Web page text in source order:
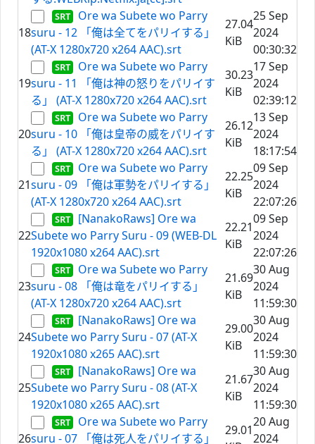
18
Ore wa Subete wo Parry
suru - 12 「俺は全てをパリイする」
(AT-X 1280x720 x264 AAC).srt
27.04
KiB
25 Sep
2024
00:30:32
19
Ore wa Subete wo Parry
suru - 11 「俺は神の怒りをパリイす
る」 (AT-X 1280x720 x264 AAC).srt
30.23
KiB
17 Sep
2024
02:39:12
20
Ore wa Subete wo Parry
suru - 10 「俺は皇帝の威をパリイす
る」 (AT-X 1280x720 x264 AAC).srt
26.12
KiB
13 Sep
2024
18:17:54
21
Ore wa Subete wo Parry
suru - 09 「俺は軍勢をパリイする」
(AT-X 1280x720 x264 AAC).srt
22.25
KiB
09 Sep
2024
22:07:26
22
[NanakoRaws] Ore wa
Subete wo Parry Suru - 09 (WEB-DL
1920x1080 x264 AAC).srt
22.21
KiB
09 Sep
2024
22:07:26
23
Ore wa Subete wo Parry
suru - 08 「俺は竜をパリイする」
(AT-X 1280x720 x264 AAC).srt
21.69
KiB
30 Aug
2024
11:59:30
24
[NanakoRaws] Ore wa
Subete wo Parry Suru - 07 (AT-X
1920x1080 x265 AAC).srt
29.00
KiB
30 Aug
2024
11:59:30
25
[NanakoRaws] Ore wa
Subete wo Parry Suru - 08 (AT-X
1920x1080 x265 AAC).srt
21.67
KiB
30 Aug
2024
11:59:30
26
Ore wa Subete wo Parry
suru - 07 「俺は死人をパリイする」
29.01
20 Aug
2024